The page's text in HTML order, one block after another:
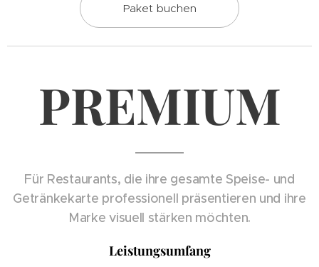
Paket buchen
PREMIUM
Für Restaurants, die ihre gesamte Speise- und
Getränkekarte professionell präsentieren und ihre
Marke visuell stärken möchten.
Leistungsumfang